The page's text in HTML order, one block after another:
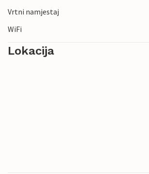
Vrtni namjestaj
WiFi
Lokacija